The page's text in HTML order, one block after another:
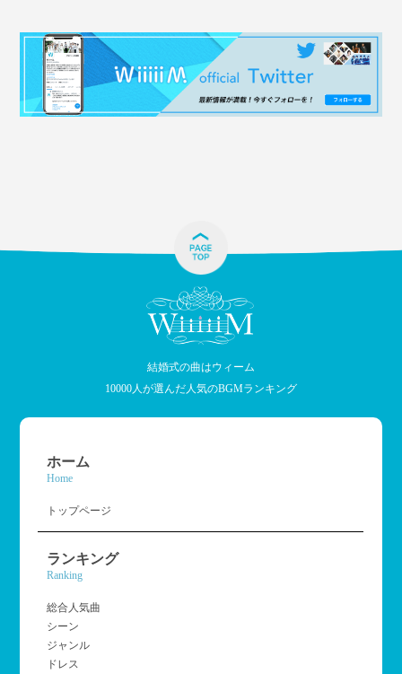
結婚式の曲はウィーム
10000人が選んだ人気のBGMランキング
ホーム
Home
トップページ
ランキング
Ranking
総合人気曲
シーン
ジャンル
ドレス